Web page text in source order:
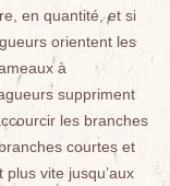
en quantité, et si
orientent les
à
suppriment
les branches
courtes et
vite jusqu’aux